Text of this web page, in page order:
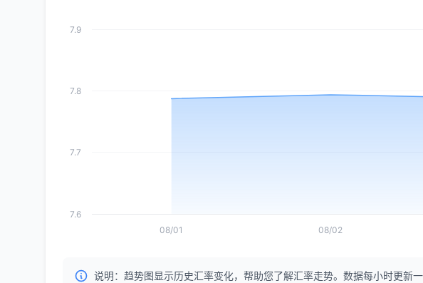
08/01 08/02
7.6
7.7
7.8
7.9
说明：趋势图显示历史汇率变化，帮助您了解汇率走势。数据每小时更新